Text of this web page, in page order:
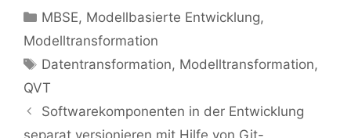
Kategorien
MBSE, Modellbasierte Entwicklung,
Modelltransformation
Schlagwörter
Datentransformation, Modelltransformation,
QVT
Softwarekomponenten in der Entwicklung
separat versionieren mit Hilfe von Git-